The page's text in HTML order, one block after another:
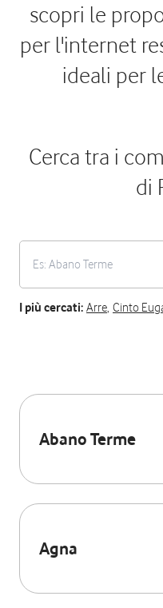
scopri le
per l'internet
ideali per
Cerca tra i
di
I più cercati: Arre, Cinto
Abano Terme
Agna